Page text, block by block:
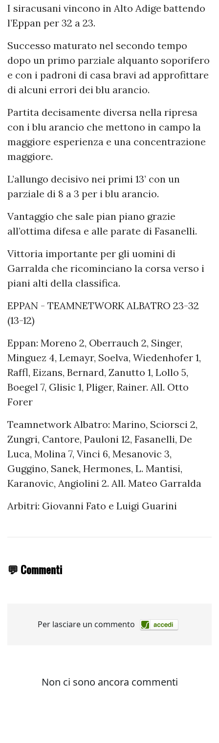
I siracusani vincono in Alto Adige battendo
l’Eppan per 32 a 23.
Successo maturato nel secondo tempo
dopo un primo parziale alquanto soporifero
e con i padroni di casa bravi ad approfittare
di alcuni errori dei blu arancio.
Partita decisamente diversa nella ripresa
con i blu arancio che mettono in campo la
maggiore esperienza e una concentrazione
maggiore.
L’allungo decisivo nei primi 13’ con un
parziale di 8 a 3 per i blu arancio.
Vantaggio che sale pian piano grazie
all’ottima difesa e alle parate di Fasanelli.
Vittoria importante per gli uomini di
Garralda che ricominciano la corsa verso i
piani alti della classifica.
EPPAN - TEAMNETWORK ALBATRO 23-32
(13-12)
Eppan: Moreno 2, Oberrauch 2, Singer,
Minguez 4, Lemayr, Soelva, Wiedenhofer 1,
Raffl, Eizans, Bernard, Zanutto 1, Lollo 5,
Boegel 7, Glisic 1, Pliger, Rainer. All. Otto
Forer
Teamnetwork Albatro: Marino, Sciorsci 2,
Zungri, Cantore, Pauloni 12, Fasanelli, De
Luca, Molina 7, Vinci 6, Mesanovic 3,
Guggino, Sanek, Hermones, L. Mantisi,
Karanovic, Angiolini 2. All. Mateo Garralda
Arbitri: Giovanni Fato e Luigi Guarini
💬 Commenti